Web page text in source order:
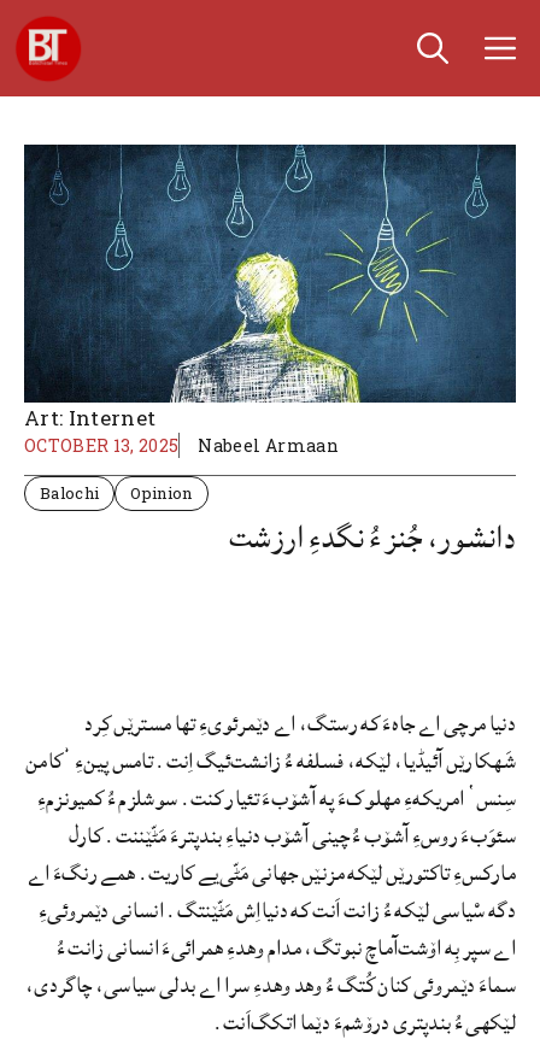
Skip
to
content
Art: Internet
OCTOBER 13, 2025 Nabeel Armaan
Balochi Opinion
دانشور، جُنز ءُ نگدءِ ارزشت
دنیا مرچی اے جاہءَ که رستگ، اے دێمرئویءِ تها مسترێں کِرد
شَهکارێں آئیڈیا، لێکه، فسلفه ءُ زانشت‌ئیگ اِنت. تامس پینءِ ’کامن
سِنس‘ امریکهءِ مهلوکءَ په آشۆبءَ تئیار کنت. سوشلزم ءُ کمیونزمءِ
سئوَبءَ روسءِ آشۆب ءُ چینی آشۆب دنیاءِ بندپترءَ مَٹّێننت. کارل
مارکسءِ تاکتورێں لێکه مزنێں جهانی مَٹّی‌یے کاریت. همے رنگءَ اے
دگه سْیاسی لێکه ءُ زانت اَنت که دنیااِش مَٹّێنتگ. انسانی دێمروئیءِ
اے سپر بِه اۆشت‌آماچ نبوتگ، مدام وهدءِ همرائیءَ انسانی زانت ءُ
سماءَ دێمروئی کنان کُتگ ءُ وهد وهدءِ سرا اے بدلی سیاسی، چاگردی،
لێکهی ءُ بندپتری درۆشمءَ دێما اتکگ‌اَنت.